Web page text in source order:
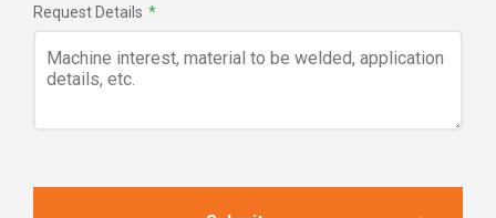
Request Details *